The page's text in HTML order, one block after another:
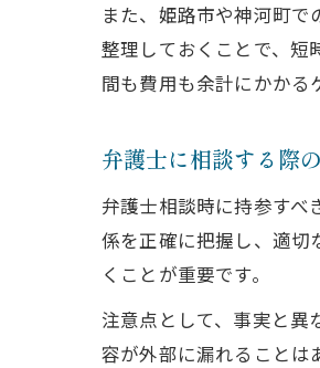
また、姫路市や神河町
整理しておくことで、短
間も費用も余計にかかる
弁護士に相談する際
弁護士相談時に持参すべ
係を正確に把握し、適切
くことが重要です。
注意点として、事実と異
容が外部に漏れることは